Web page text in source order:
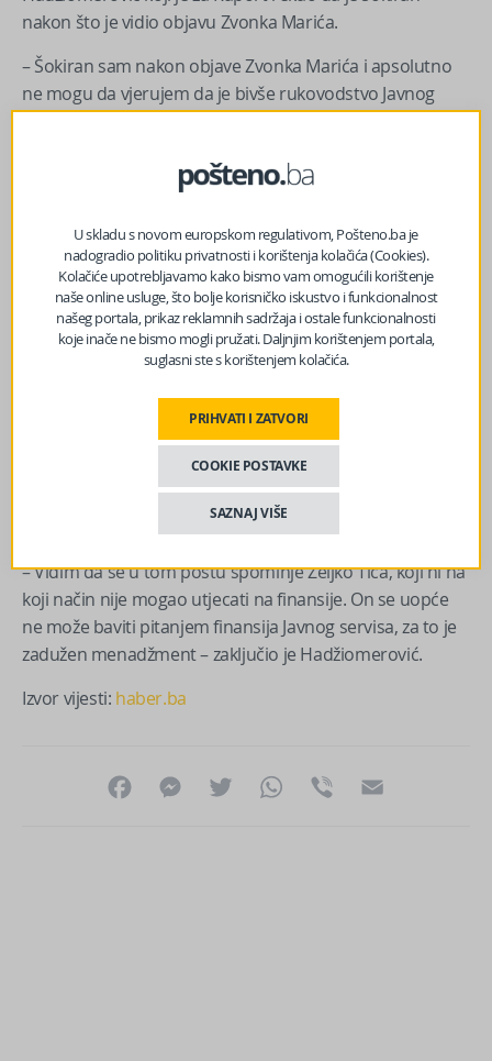
nakon što je vidio objavu Zvonka Marića.
– Šokiran sam nakon objave Zvonka Marića i apsolutno
ne mogu da vjerujem da je bivše rukovodstvo Javnog
je stanju posljednje počivalište Mladena Marića koji je bio
minuta, obišli pola svijeta… I ne mogu da vjerujem da je
taj dvojac ovako prepustio zubu vremena njegovo
posljednje počivalište – rekao je Hadžiomerović za
Raport.
On ističe da će se potruditi da se posljednje počivalište
– On je to zaslužio svojim novinarskim radom na FTV –
istakao je Hadžiomerović.
Osvrnuo se i na dio objave Zvonka Marića u kojem
proziva glavnog urednika Željka Ticu.
– Vidim da se u tom postu spominje Željko Tica, koji ni na
koji način nije mogao utjecati na finansije. On se uopće
ne može baviti pitanjem finansija Javnog servisa, za to je
zadužen menadžment – zaključio je Hadžiomerović.
Izvor vijesti: haber.ba
FacebookMessenger
Twitter WhatsApp
Viber
U skladu s novom europskom regulativom, Pošteno.ba je
nadogradio politiku privatnosti i korištenja kolačića (Cookies).
Kolačiće upotrebljavamo kako bismo vam omogućili korištenje
naše online usluge, što bolje korisničko iskustvo i funkcionalnost
našeg portala, prikaz reklamnih sadržaja i ostale funkcionalnosti
koje inače ne bismo mogli pružati. Daljnjim korištenjem portala,
suglasni ste s korištenjem kolačića.
PRIHVATI I ZATVORI
COOKIE POSTAVKE
SAZNAJ VIŠE